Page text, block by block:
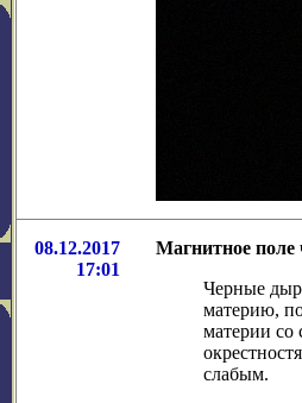
08.12.2017
17:01
Магнитное поле
Черные
материю,
материи со
слабым.